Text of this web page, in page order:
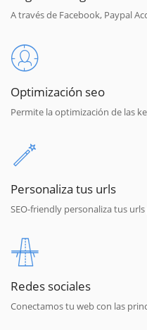
A través de Facebook, Paypal
Optimización seo
Permite la optimización de las
Personaliza tus urls
SEO-friendly personaliza tus
Redes sociales
Conectamos tu web con las